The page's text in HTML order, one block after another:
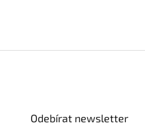
Odebírat newsletter